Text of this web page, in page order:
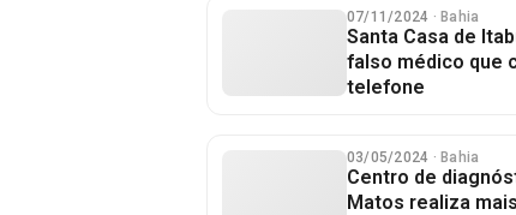
07/11/2024 · Bahia
Santa Casa de
falso médico que
telefone
03/05/2024 · Bahia
Centro de
Matos realiza